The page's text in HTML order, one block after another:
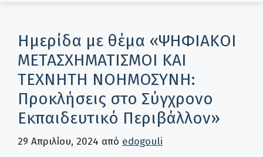
Ημερίδα με θέμα «ΨΗΦΙΑΚΟΙ
ΜΕΤΑΣΧΗΜΑΤΙΣΜΟΙ ΚΑΙ
ΤΕΧΝΗΤΗ ΝΟΗΜΟΣΥΝΗ:
Προκλήσεις στο Σύγχρονο
Εκπαιδευτικό Περιβάλλον»
29 Απριλίου, 2024 από edogouli